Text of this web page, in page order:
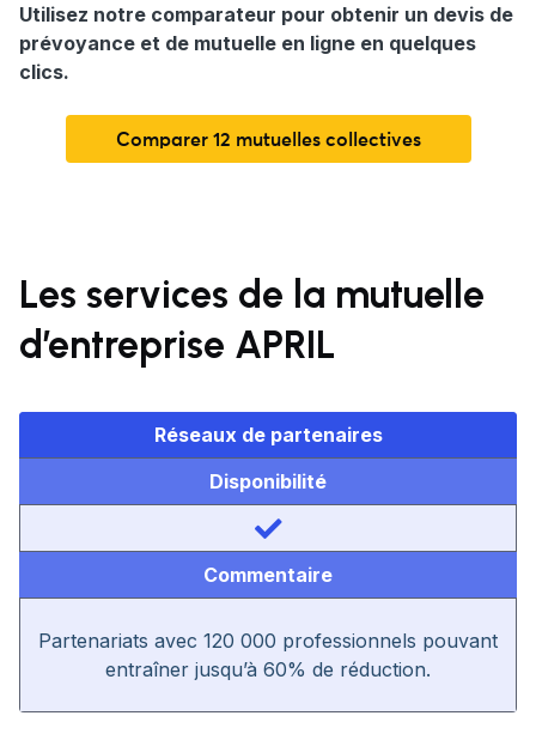
Utilisez notre comparateur pour obtenir un devis de
prévoyance et de mutuelle en ligne en quelques
clics.
Comparer 12 mutuelles collectives
Les services de la mutuelle
d’entreprise APRIL
Réseaux de partenaires
Disponibilité
Commentaire
Partenariats avec 120 000 professionnels pouvant
entraîner jusqu’à 60% de réduction.